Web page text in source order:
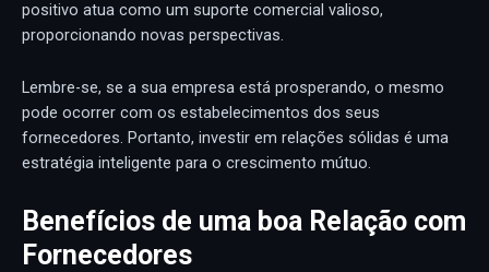
positivo atua como um suporte comercial valioso,
proporcionando novas perspectivas.
Lembre-se, se a sua empresa está prosperando, o mesmo
pode ocorrer com os estabelecimentos dos seus
fornecedores. Portanto, investir em relações sólidas é uma
estratégia inteligente para o crescimento mútuo.
Benefícios de uma boa Relação com
Fornecedores